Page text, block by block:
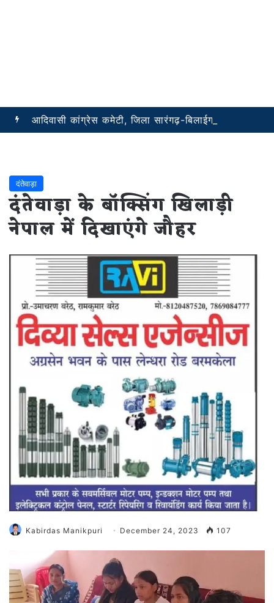
दंतेवाड़ा
दंतेवाड़ा के बॉक्सिंग खिलाड़ी
नेपाल में दिखाएंगे जौहर
Kabirdas Manikpuri December 24, 2023 107